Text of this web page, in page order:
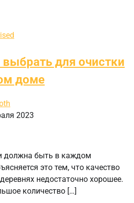
для очистки
доме
2023
должна быть в каждом
это тем, что качество
недостаточно хорошее.
количество […]